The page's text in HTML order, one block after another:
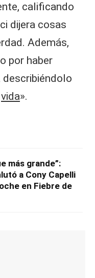
calificando
dijera cosas
Además,
por haber
describiéndolo
vida».
más grande”:
a Cony Capelli
en Fiebre de